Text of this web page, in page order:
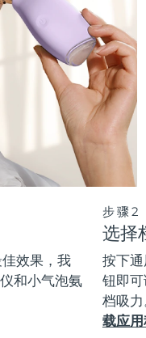
效果，我
和小气泡氨
步骤2
选择
按下
钮即
档吸
载应